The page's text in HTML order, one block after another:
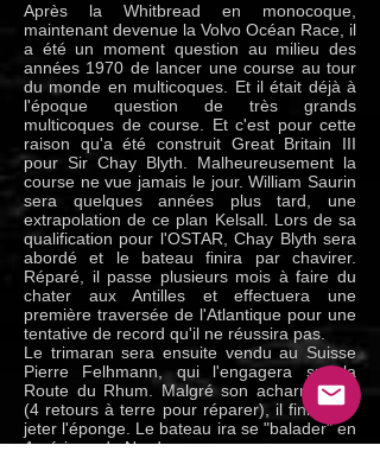
Après la Whitbread en monocoque,
maintenant devenue la Volvo Océan Race, il
a été un moment question au milieu des
années 1970 de lancer une course au tour
du monde en multicoques. Et il était déjà à
l'époque question de très grands
multicoques de course. Et c'est pour cette
raison qu'a été construit Great Britain III
pour Sir Chay Blyth. Malheureusement la
course ne vue jamais le jour. William Saurin
sera quelques années plus tard, une
extrapolation de ce plan Kelsall. Lors de sa
qualification pour l'OSTAR, Chay Blyth sera
abordé et le bateau finira par chavirer.
Réparé, il passe plusieurs mois à faire du
chater aux Antilles et effectuera une
première traversée de l'Atlantique pour une
tentative de record qu'il ne réussira pas.
Le trimaran sera ensuite vendu au Suisse
Pierre Felhmann, qui l'engagera sur la
Route du Rhum. Malgré son acharnement
(4 retours à terre pour réparer), il finira par
jeter l'éponge. Le bateau ira se "balader" en
Amérique du Nord.